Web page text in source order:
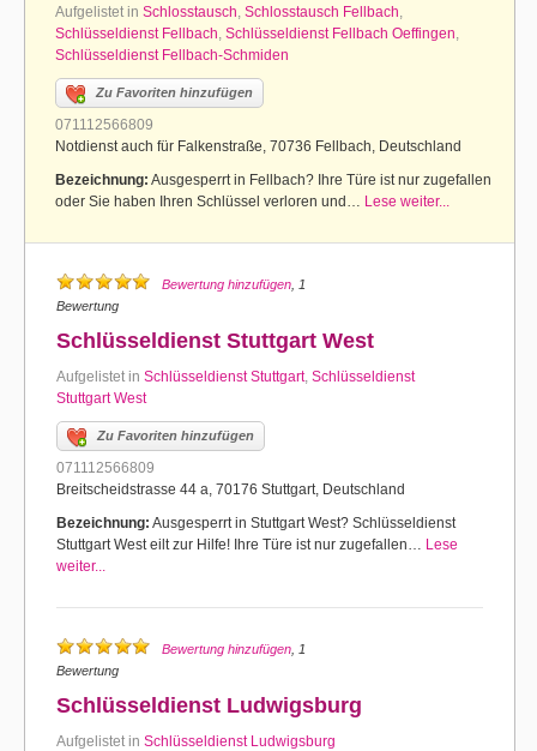
Aufgelistet in Schlosstausch, Schlosstausch Fellbach,
Schlüsseldienst Fellbach, Schlüsseldienst Fellbach Oeffingen,
Schlüsseldienst Fellbach-Schmiden
Zu Favoriten hinzufügen
071112566809
Notdienst auch für Falkenstraße, 70736 Fellbach, Deutschland
Bezeichnung: Ausgesperrt in Fellbach? Ihre Türe ist nur zugefallen
oder Sie haben Ihren Schlüssel verloren und… Lese weiter...
Bewertung hinzufügen , 1
Bewertung
Schlüsseldienst Stuttgart West
Aufgelistet in Schlüsseldienst Stuttgart, Schlüsseldienst
Stuttgart West
Zu Favoriten hinzufügen
071112566809
Breitscheidstrasse 44 a, 70176 Stuttgart, Deutschland
Bezeichnung: Ausgesperrt in Stuttgart West? Schlüsseldienst
Stuttgart West eilt zur Hilfe! Ihre Türe ist nur zugefallen… Lese
weiter...
Bewertung hinzufügen , 1
Bewertung
Schlüsseldienst Ludwigsburg
Aufgelistet in Schlüsseldienst Ludwigsburg